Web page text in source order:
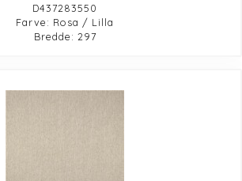
D437283550
Farve: Rosa / Lilla
Bredde: 297